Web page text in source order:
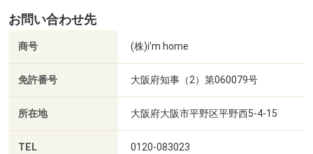
お問い合わせ先
商号 (株)i’m home
免許番号 大阪府知事（2）第060079号
所在地 大阪府大阪市平野区平野西5-4-15
TEL 0120-083023